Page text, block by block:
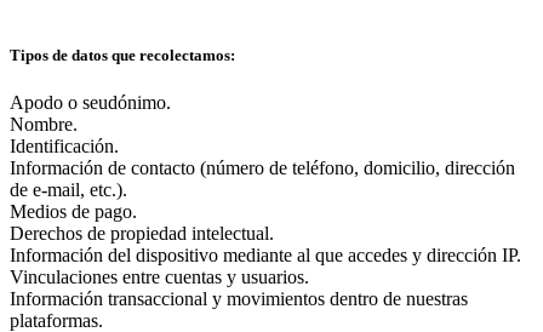
Tipos de datos que recolectamos:
Apodo o seudónimo.
Nombre.
Identificación.
Información de contacto (número de teléfono, domicilio, dirección
de e-mail, etc.).
Medios de pago.
Derechos de propiedad intelectual.
Información del dispositivo mediante al que accedes y dirección IP.
Vinculaciones entre cuentas y usuarios.
Información transaccional y movimientos dentro de nuestras
plataformas.